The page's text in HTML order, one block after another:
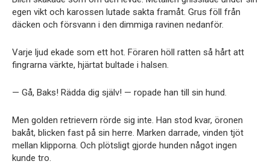
egen vikt och karossen lutade sakta framåt. Grus föll från
däcken och försvann i den dimmiga ravinen nedanför.
Varje ljud ekade som ett hot. Föraren höll ratten så hårt att
fingrarna värkte, hjärtat bultade i halsen.
— Gå, Baks! Rädda dig själv! — ropade han till sin hund.
Men golden retrievern rörde sig inte. Han stod kvar, öronen
bakåt, blicken fast på sin herre. Marken darrade, vinden tjöt
mellan klipporna. Och plötsligt gjorde hunden något ingen
kunde tro.